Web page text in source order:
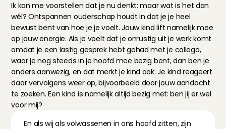
Ik kan me voorstellen dat je nu denkt: maar wat is het dan
wél? Ontspannen ouderschap houdt in dat je je heel
bewust bent van hoe je je voelt. Jouw kind lift namelijk mee
op jouw energie. Als je voelt dat je onrustig uit je werk komt
omdat je een lastig gesprek hebt gehad met je collega,
waar je nog steeds in je hoofd mee bezig bent, dan ben je
anders aanwezig, en dat merkt je kind ook. Je kind reageert
daar vervolgens weer op, bijvoorbeeld door jouw aandacht
te zoeken. Een kind is namelijk altijd bezig met: ben jij er wel
voor mij?
En als wij als volwassenen in ons hoofd zitten, zijn